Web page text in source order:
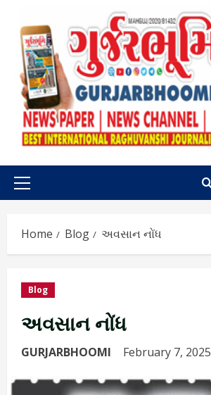
content
Primary
Home Blog અવસાન નોંધ
Blog
અવસાન નોંધ
GURJARBHOOMI February 7, 2025